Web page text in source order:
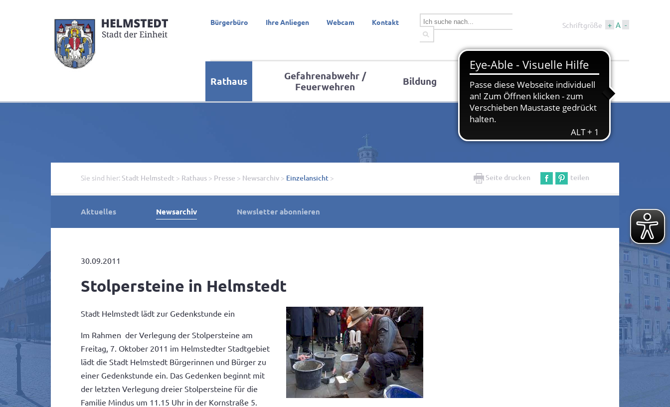
Bürgerbüro Ihre Anliegen Webcam Kontakt Schriftgröße + A -
Rathaus
Gefahrenabwehr /
Feuerwehren
Bildung
Wirtschaft &
Bauen
Tourismus &
Kultur
Sie sind hier: Stadt Helmstedt > Rathaus > Presse > Newsarchiv > Einzelansicht > Seite drucken teilen
Aktuelles Newsarchiv Newsletter abonnieren
30.09.2011
Stolpersteine in Helmstedt
Stadt Helmstedt lädt zur Gedenkstunde ein
Im Rahmen der Verlegung der Stolpersteine am
Freitag, 7. Oktober 2011 im Helmstedter Stadtgebiet
lädt die Stadt Helmstedt Bürgerinnen und Bürger zu
einer Gedenkstunde ein. Das Gedenken beginnt mit
der letzten Verlegung dreier Stolpersteine für die
Familie Mindus um 11.15 Uhr in der Kornstraße 5.